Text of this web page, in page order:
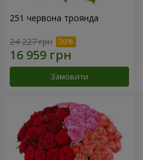
251 червона троянда
24 227 грн
Замовити